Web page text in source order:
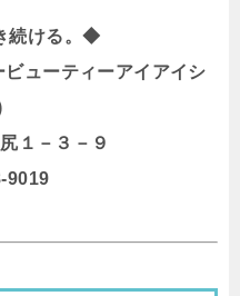
続ける。◆
ューティーアイアイシ
１－３－９
9019